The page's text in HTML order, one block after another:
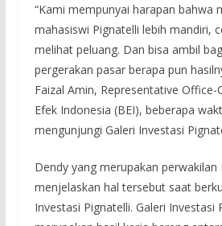
“Kami mempunyai harapan bahwa
mahasiswi Pignatelli lebih mandiri,
melihat peluang. Dan bisa ambil
pergerakan pasar berapa pun
Faizal Amin, Representative Office-
Efek Indonesia (BEI), beberapa
mengunjungi Galeri Investasi
Dendy yang merupakan perwakilan
menjelaskan hal tersebut saat
Investasi Pignatelli. Galeri Investasi